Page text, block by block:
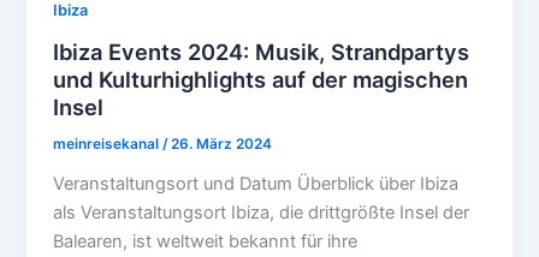
Ibiza
Ibiza Events 2024: Musik, Strandpartys
und Kulturhighlights auf der magischen
Insel
meinreisekanal/26. März 2024
Veranstaltungsort und Datum Überblick über Ibiza
als Veranstaltungsort Ibiza, die drittgrößte Insel der
Balearen, ist weltweit bekannt für ihre